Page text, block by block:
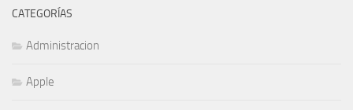
CATEGORÍAS
Administracion
Apple